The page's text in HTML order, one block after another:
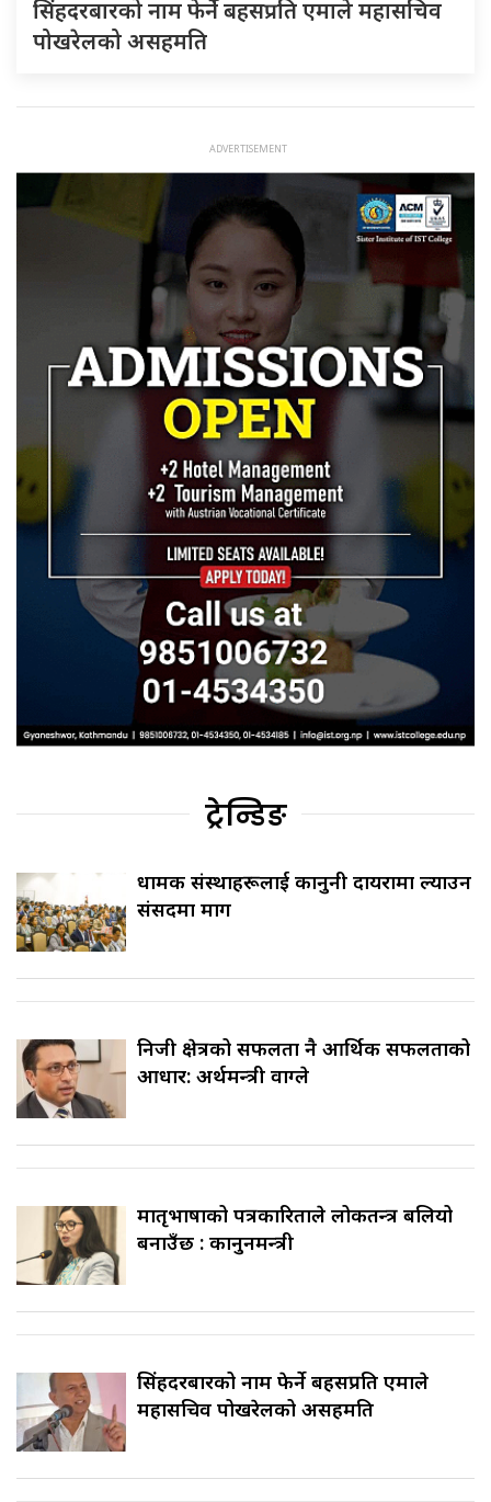
सिंहदरबारको नाम फेर्ने बहसप्रति एमाले महासचिव
पोखरेलको असहमति
ट्रेन्डिङ
धार्मिक संस्थाहरूलाई कानुनी दायरामा ल्याउन
संसदमा माग
निजी क्षेत्रको सफलता नै आर्थिक सफलताको
आधार: अर्थमन्त्री वाग्ले
मातृभाषाको पत्रकारिताले लोकतन्त्र बलियो
बनाउँछ : कानुनमन्त्री
सिंहदरबारको नाम फेर्ने बहसप्रति एमाले
महासचिव पोखरेलको असहमति